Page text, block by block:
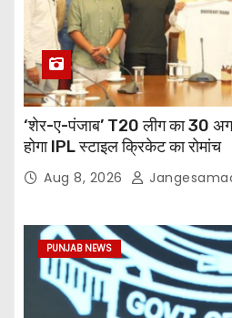
‘शेर-ए-पंजाब’ T20 लीग का 30
होगा IPL स्टाइल क्रिकेट का रोमांच
Aug 8, 2026
PUNJAB NEWS